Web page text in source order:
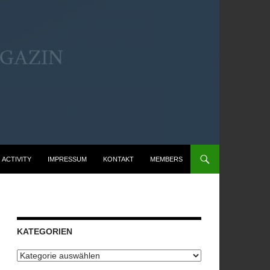
ACTIVITY IMPRESSUM KONTAKT MEMBERS
KATEGORIEN
Kategorien